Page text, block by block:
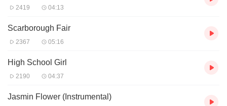
同时吸收了在音乐制作方面的先进技术，以更好的展示他的
音乐创新和多样性。
Edgar 多年来一直在音乐和广告的声音设计专业领域工作，
动。在此期间，他出了八张专辑和两张他和加拿大艺术家一
2419 04:13
Scarborough Fair
2367 05:16
High School Girl
2190 04:37
Jasmin Flower (Instrumental)